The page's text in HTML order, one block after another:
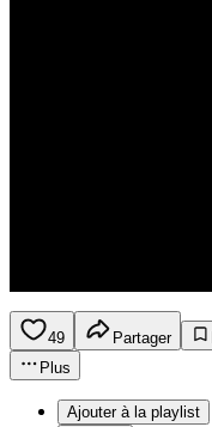
49 Partager
Plus
Ajouter à la playlist